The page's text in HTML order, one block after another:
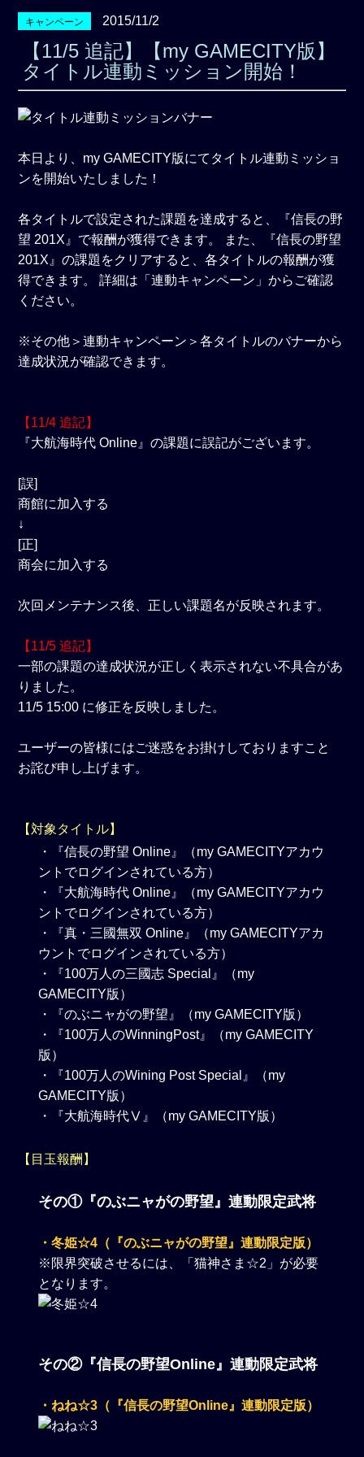
キャンペーン 2015/11/2
【11/5 追記】【my GAMECITY版】
タイトル連動ミッション開始！
本日より、my GAMECITY版にてタイトル連動ミッショ
ンを開始いたしました！
各タイトルで設定された課題を達成すると、『信長の野
望 201X』で報酬が獲得できます。 また、『信長の野望
201X』の課題をクリアすると、各タイトルの報酬が獲
得できます。 詳細は「連動キャンペーン」からご確認
ください。
※その他＞連動キャンペーン＞各タイトルのバナーから
達成状況が確認できます。
【11/4 追記】
『大航海時代 Online』の課題に誤記がございます。
[誤]
商館に加入する
↓
[正]
商会に加入する
次回メンテナンス後、正しい課題名が反映されます。
【11/5 追記】
一部の課題の達成状況が正しく表示されない不具合があ
りました。
11/5 15:00 に修正を反映しました。
ユーザーの皆様にはご迷惑をお掛けしておりますこと
お詫び申し上げます。
【対象タイトル】
・『信長の野望 Online』（my GAMECITYアカウ
ントでログインされている方）
・『大航海時代 Online』（my GAMECITYアカウ
ントでログインされている方）
・『真・三國無双 Online』（my GAMECITYアカ
ウントでログインされている方）
・『100万人の三國志 Special』（my
GAMECITY版）
・『のぶニャがの野望』（my GAMECITY版）
・『100万人のWinningPost』（my GAMECITY
版）
・『100万人のWining Post Special』（my
GAMECITY版）
・『大航海時代Ⅴ』（my GAMECITY版）
【目玉報酬】
その①『のぶニャがの野望』連動限定武将
・冬姫☆4（『のぶニャがの野望』連動限定版）
※限界突破させるには、「猫神さま☆2」が必要
となります。
その②『信長の野望Online』連動限定武将
・ねね☆3（『信長の野望Online』連動限定版）